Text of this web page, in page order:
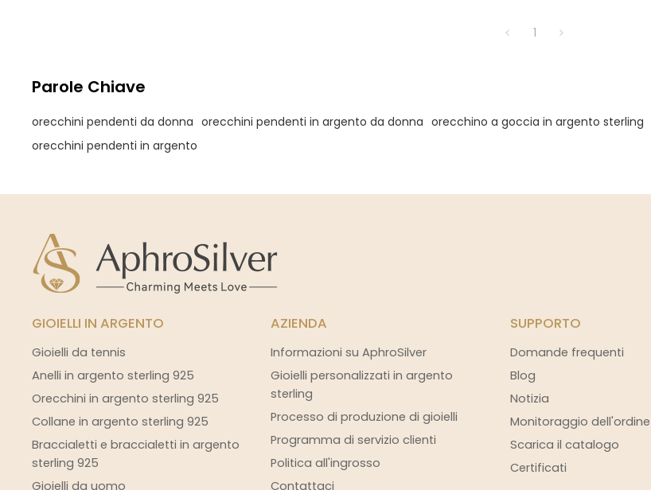
1
Parole Chiave
orecchini pendenti da donna orecchini pendenti in argento da donna orecchino a goccia in argento sterling
orecchini pendenti in argento
GIOIELLI IN ARGENTO
Gioielli da tennis
Anelli in argento sterling 925
Orecchini in argento sterling 925
Collane in argento sterling 925
Braccialetti e braccialetti in argento
sterling 925
Gioielli da uomo
AZIENDA
Informazioni su AphroSilver
Gioielli personalizzati in argento
sterling
Processo di produzione di gioielli
Programma di servizio clienti
Politica all'ingrosso
Contattaci
SUPPORTO
Domande frequenti
Blog
Notizia
Monitoraggio dell'ordine
Scarica il catalogo
Certificati